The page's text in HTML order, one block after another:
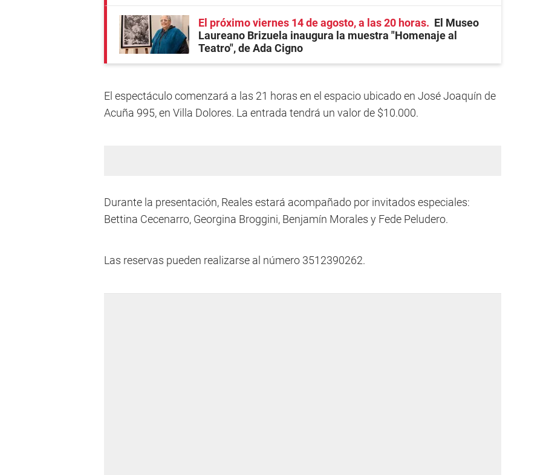
El próximo viernes 14 de agosto, a las 20 horas
El Museo
Laureano Brizuela inaugura la muestra "Homenaje al
Teatro", de Ada Cigno
El espectáculo comenzará a las 21 horas en el espacio ubicado en José Joaquín de
Acuña 995, en Villa Dolores. La entrada tendrá un valor de $10.000.
Durante la presentación, Reales estará acompañado por invitados especiales:
Bettina Cecenarro, Georgina Broggini, Benjamín Morales y Fede Peludero.
Las reservas pueden realizarse al número 3512390262.